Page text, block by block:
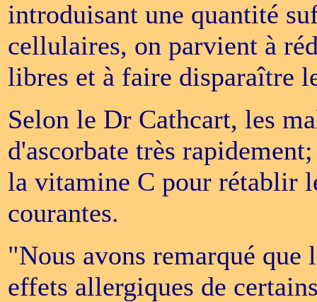
introduisant une quantité
cellulaires, on parvient à
libres et à faire disparaître
Selon le Dr Cathcart, les
d'ascorbate très
la vitamine C pour rétablir
courantes.
"Nous avons remarqué que
effets allergiques de